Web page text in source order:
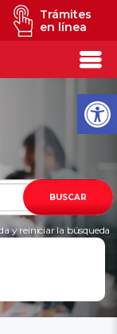
Trámites
en línea
BUSCAR
y reiniciar la búsqueda